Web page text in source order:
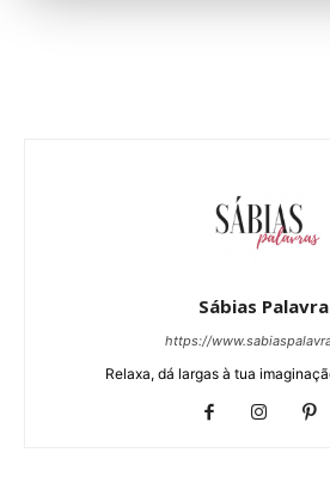
Sábias
https://
Relaxa, dá largas à tua